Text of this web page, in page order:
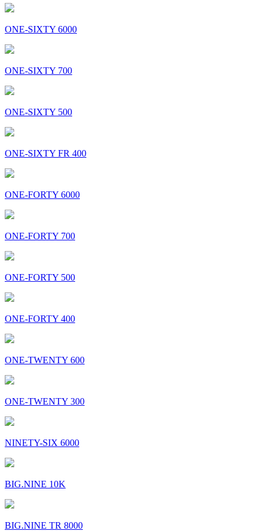
ONE-SIXTY 6000
ONE-SIXTY 700
ONE-SIXTY 500
ONE-SIXTY FR 400
ONE-FORTY 6000
ONE-FORTY 700
ONE-FORTY 500
ONE-FORTY 400
ONE-TWENTY 600
ONE-TWENTY 300
NINETY-SIX 6000
BIG.NINE 10K
BIG.NINE TR 8000